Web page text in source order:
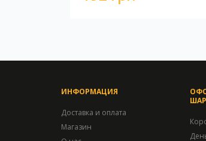
ИНФОРМАЦИЯ
Доставка и оплата
Магазин